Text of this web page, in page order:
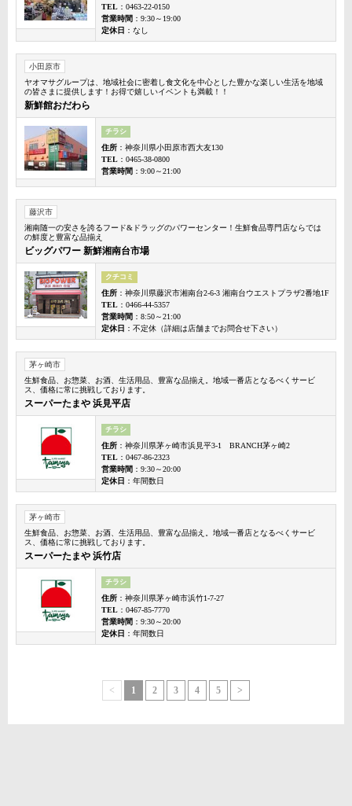
TEL ：0463-22-0150
営業時間 ：9:30～19:00
定休日 ：なし
小田原市
ヤオマサグループは、地域社会に密着し食文化を中心とした豊かな楽しい生活を地域
の皆さまに提供します！お得で嬉しいイベントも満載！！
新鮮館おだわら
チラシ
住所 ：神奈川県小田原市西大友130
TEL ：0465-38-0800
営業時間 ：9:00～21:00
藤沢市
湘南随一の安さを誇るフード&ドラッグのパワーセンター！生鮮食品専門店ならでは
の鮮度と豊富な品揃え
ビッグパワー 新鮮湘南台市場
クチコミ
住所 ：神奈川県藤沢市湘南台2-6-3 湘南台ウエストプラザ2番地1F
TEL ：0466-44-5357
営業時間 ：8:50～21:00
定休日 ：不定休（詳細は店舗までお問合せ下さい）
茅ヶ崎市
生鮮食品、お惣菜、お酒、生活用品、豊富な品揃え。地域一番店となるべくサービ
ス、価格に常に挑戦しております。
スーパーたまや 浜見平店
チラシ
住所 ：神奈川県茅ヶ崎市浜見平3-1 BRANCH茅ヶ崎2
TEL ：0467-86-2323
営業時間 ：9:30～20:00
定休日 ：年間数日
茅ヶ崎市
生鮮食品、お惣菜、お酒、生活用品、豊富な品揃え。地域一番店となるべくサービ
ス、価格に常に挑戦しております。
スーパーたまや 浜竹店
チラシ
住所 ：神奈川県茅ヶ崎市浜竹1-7-27
TEL ：0467-85-7770
営業時間 ：9:30～20:00
定休日 ：年間数日
< 1 2 3 4 5 >